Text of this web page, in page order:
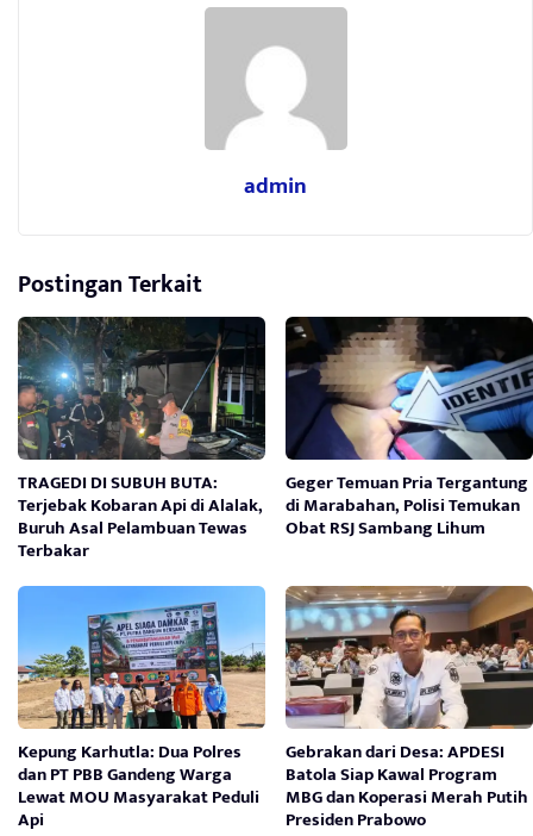
admin
Postingan Terkait
TRAGEDI DI SUBUH BUTA:
Terjebak Kobaran Api di Alalak,
Buruh Asal Pelambuan Tewas
Terbakar
Geger Temuan Pria Tergantung
di Marabahan, Polisi Temukan
Obat RSJ Sambang Lihum
Kepung Karhutla: Dua Polres
dan PT PBB Gandeng Warga
Lewat MOU Masyarakat Peduli
Api
Gebrakan dari Desa: APDESI
Batola Siap Kawal Program
MBG dan Koperasi Merah Putih
Presiden Prabowo